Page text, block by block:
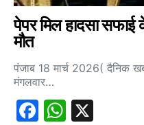
पेपर मिल हादसा सफाई
मौत
पंजाब 18 मार्च 2026( दैनिक
मंगलवार…
Facebook